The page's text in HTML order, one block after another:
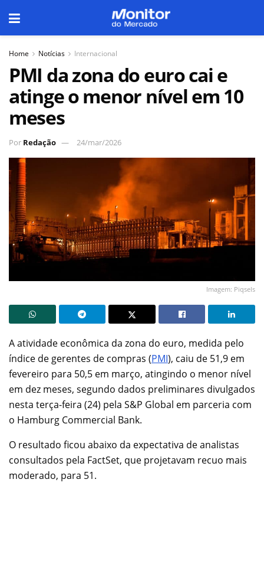
Home Notícias Internacional
PMI da zona do euro cai e
atinge o menor nível em 10
meses
Por Redação 24/mar/2026
Imagem: Piqsels
A atividade econômica da zona do euro, medida pelo
índice de gerentes de compras (PMI), caiu de 51,9 em
fevereiro para 50,5 em março, atingindo o menor nível
em dez meses, segundo dados preliminares divulgados
nesta terça-feira (24) pela S&P Global em parceria com
o Hamburg Commercial Bank.
O resultado ficou abaixo da expectativa de analistas
consultados pela FactSet, que projetavam recuo mais
moderado, para 51.